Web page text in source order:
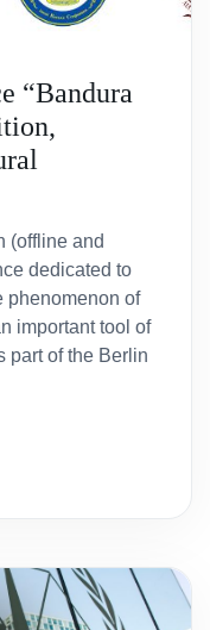
“Bandura
(offline and
dedicated to
phenomenon of
important tool of
part of the Berlin